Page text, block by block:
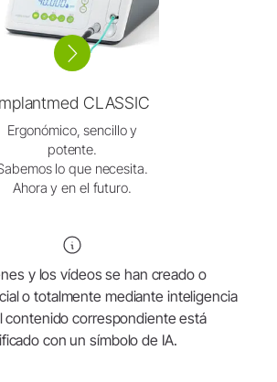
CLASSIC
Ergonómico, sencillo y
potente.
lo que necesita.
Ahora y en el futuro.
y los vídeos se han creado o
o totalmente mediante inteligencia
contenido correspondiente está
con un símbolo de IA.